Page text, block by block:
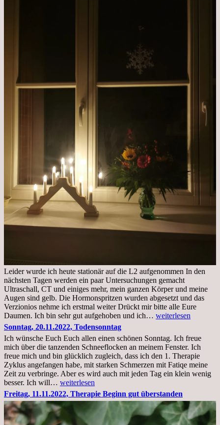
Leider wurde ich heute stationär auf die L2 aufgenommen In den
nächsten Tagen werden ein paar Untersuchungen gemacht
Ultraschall, CT und einiges mehr, mein ganzen Körper und meine
Augen sind gelb. Die Hormonspritzen wurden abgesetzt und das
Verzionios nehme ich erstmal weiter Drückt mir bitte alle Eure
Daumen. Ich bin sehr gut aufgehoben und ich… Mittwoch.
Krankenhaus
stationär
weiterlesen
Sonntag, 20.11.2022, Todensonntag
Ich wünsche Euch Euch allen einen schönen Sonntag. Ich freue
mich über die tanzenden Schneeflocken an meinem Fenster. Ich
freue mich und bin glücklich zugleich, dass ich den 1. Therapie
Zyklus angefangen habe, mit starken Schmerzen mit Fatiqe meine
Zeit zu verbringe. Aber es wird auch mit jeden Tag ein klein wenig
besser. Ich will… Sonntag,
20.11.2022,
Todensonntag
weiterlesen
Freitag, 11.11.2022, Therapie Beginn gut überstanden